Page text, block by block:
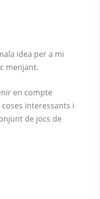
idea per a mi
menjant.
en compte
interessants i
de jocs de